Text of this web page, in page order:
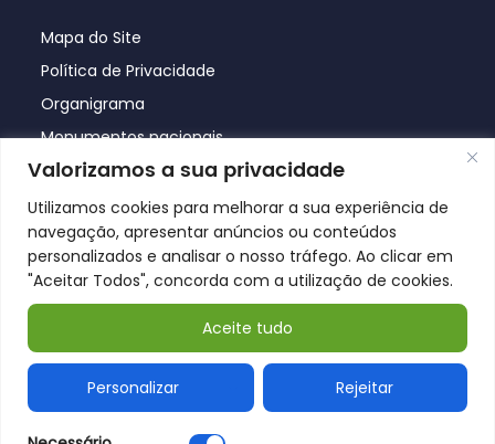
Valorizamos a sua privacidade
Utilizamos cookies para melhorar a sua experiência de
navegação, apresentar anúncios ou conteúdos
personalizados e analisar o nosso tráfego. Ao clicar em
"Aceitar Todos", concorda com a utilização de cookies.
Personalizar Rejeitar
Aceite tudo
Mapa do Site
Política de Privacidade
Organigrama
Monumentos nacionais
© Póvoa de Lanhoso 2026